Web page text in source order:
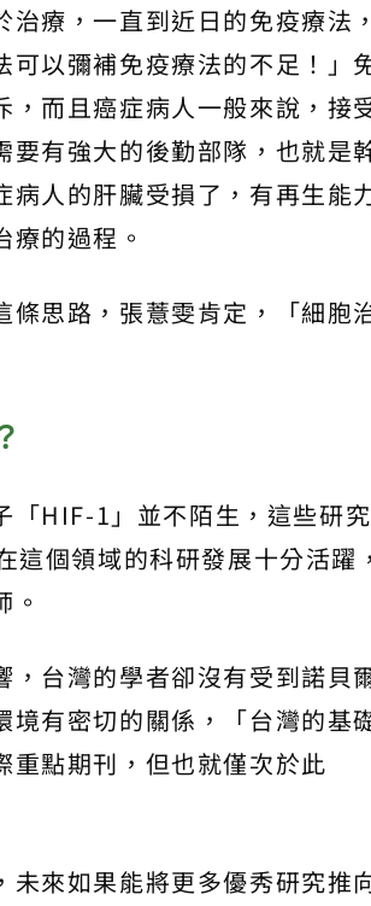
治療，一直到近日的免疫療法
可以彌補免疫療法的不足！」
，而且癌症病人一般來說，接
要有強大的後勤部隊，也就是
病人的肝臟受損了，有再生能
的過程。
條思路，張薏雯肯定，「細胞
「HIF-1」並不陌生，這些研
這個領域的科研發展十分活躍
，台灣的學者卻沒有受到諾貝
境有密切的關係，「台灣的基
重點期刊，但也就僅次於此
未來如果能將更多優秀研究推